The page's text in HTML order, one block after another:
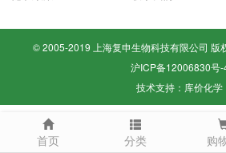
首页 分类 购
© 2005-2019 上海复申生物科技有限公司 版
沪ICP备12006830号-
技术支持： 库价化学